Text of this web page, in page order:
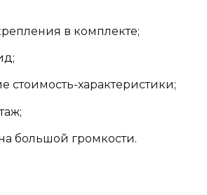
в комплекте;
стоимость-характеристики;
большой громкости.